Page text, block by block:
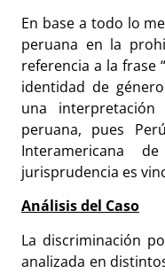
En base a todo lo
peruana en la
referencia a la frase
identidad de
una
peruana, pues
Interamericana
jurisprudencia es
Análisis del Caso
La discriminación
analizada en